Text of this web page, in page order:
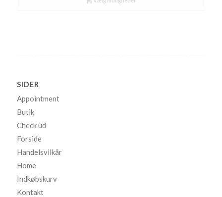
SIDER
Appointment
Butik
Check ud
Forside
Handelsvilkår
Home
Indkøbskurv
Kontakt